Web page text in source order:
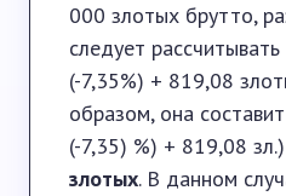
000 злотых брутто,
следует
(-7,35%) + 819,08
образом, она
(-7,35) %) + 819,08
злотых. В данном